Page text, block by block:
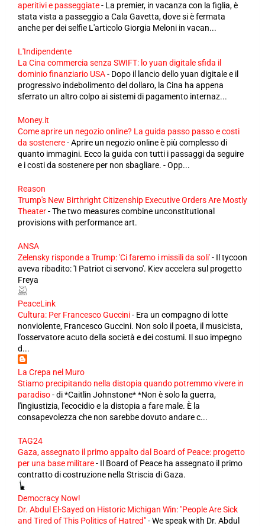
aperitivi e passeggiate- La premier, in vacanza con la figlia, è
stata vista a passeggio a Cala Gavetta, dove si è fermata
anche per dei selfie L'articolo Giorgia Meloni in vacan...
L'Indipendente
La Cina commercia senza SWIFT: lo yuan digitale sfida il
dominio finanziario USA- Dopo il lancio dello yuan digitale e il
progressivo indebolimento del dollaro, la Cina ha appena
sferrato un altro colpo ai sistemi di pagamento internaz...
Money.it
Come aprire un negozio online? La guida passo passo e costi
da sostenere-Aprire un negozio online è più complesso di
quanto immagini. Ecco la guida con tutti i passaggi da seguire
e i costi da sostenere per non sbagliare. - Opp...
Reason
Trump's New Birthright Citizenship Executive Orders Are Mostly
Theater-The two measures combine unconstitutional
provisions with performance art.
ANSA
Zelensky risponde a Trump: 'Ci faremo i missili da soli'- Il tycoon
aveva ribadito: 'I Patriot ci servono'. Kiev accelera sul progetto
Freya
PeaceLink
Cultura: Per Francesco Guccini- Era un compagno di lotte
nonviolente, Francesco Guccini. Non solo il poeta, il musicista,
l'osservatore acuto della società e dei costumi. Il suo impegno
d...
La Crepa nel Muro
Stiamo precipitando nella distopia quando potremmo vivere in
paradiso-di *Caitlin Johnstone* *Non è solo la guerra,
l'ingiustizia, l'ecocidio e la distopia a fare male. È la
consapevolezza che non sarebbe dovuto andare c...
TAG24
Gaza, assegnato il primo appalto dal Board of Peace: progetto
per una base militare- Il Board of Peace ha assegnato il primo
contratto di costruzione nella Striscia di Gaza.
Democracy Now!
Dr. Abdul El-Sayed on Historic Michigan Win: "People Are Sick
and Tired of This Politics of Hatred"-We speak with Dr. Abdul